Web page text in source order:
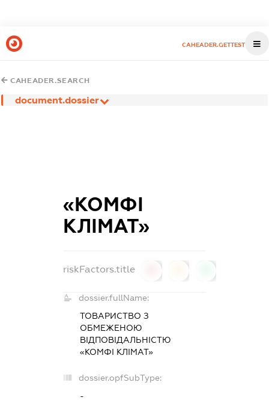
CAHEADER.GETTEST
CAHEADER.SEARCH
document.dossier
«КОМФІ
КЛІМАТ»
riskFactors.title
dossier.fullName:
ТОВАРИСТВО З
ОБМЕЖЕНОЮ
ВІДПОВІДАЛЬНІСТЮ
«КОМФІ КЛІМАТ»
dossier.opfSubType:
-